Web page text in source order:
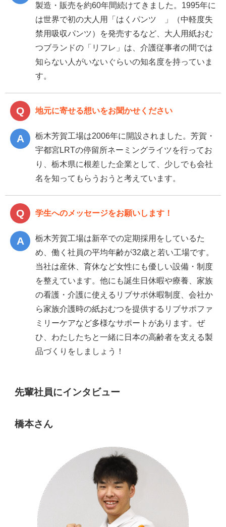
製造・販売を約60年間続けてきました。1995年に
は世界で初の大人用「はくパンツ®」（中軽度失
禁用吸収パンツ）を発売するなど、大人用紙おむ
つブランドの「リフレ」は、介護従事者の間では
知らない人がいないぐらいの知名度を持っていま
す。
地元に寄せる想いをお聞かせください
栃木芳賀工場は2006年に開設されました。芳賀・
宇都宮LRTの停留所ネーミングライツを行ってお
り、栃木県に根差した企業として、少しでも会社
名を知ってもらうおうと考えています。
学生へのメッセージをお願いします！
栃木芳賀工場は新卒での定期採用をしているた
め、働く社員の平均年齢が32歳と若い工場です。
当社は産休、育休など女性にも優しい設備・制度
を整えています。他にも誕生日休暇や療養、家族
の看護・介護に使えるリブサポ休暇制度、会社か
ら家族介護時の紙おむつを提供するリブサポファ
ミリーケアなど多様なサポートがあります。ぜ
ひ、わたしたちと一緒に日本の高齢者を支える製
品づくりをしましょう！
先輩社員にインタビュー
橋本さん